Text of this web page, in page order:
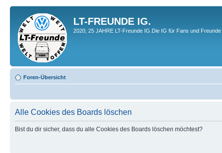
LT-FREUNDE IG.
2020; 25 JAHRE LT-Freunde IG.Die IG für Fans und
Foren-Übersicht
Alle Cookies des Boards löschen
Bist du dir sicher, dass du alle Cookies des Boards löschen möchtest?